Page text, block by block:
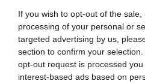
If you wish to opt-out of the
processing of your personal or
targeted advertising by us,
section to confirm your
opt-out request is processed
interest-based ads based on
Oír se manifiesta
“Pedro Sánchez es un
por Redacción
Artículos anteriores